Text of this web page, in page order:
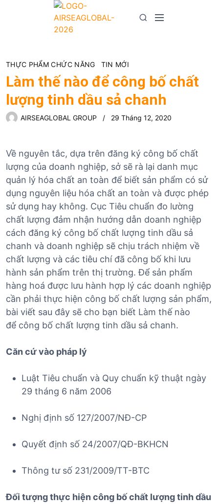
S
h
M
THỰC PHẨM CHỨC NĂNG TIN MỚI
Làm thế nào để công bố chất
lượng tinh dầu sả chanh
AIRSEAGLOBAL GROUP 29 Tháng 12, 2020
Về nguyên tắc, dựa trên đăng ký công bố chất
lượng của doanh nghiệp, sở sẽ rà lại danh mục
quản lý hóa chất an toàn để biết sản phẩm có sử
dụng nguyên liệu hóa chất an toàn và được phép
sử dụng hay không. Cục Tiêu chuẩn đo lường
chất lượng đảm nhận hướng dẫn doanh nghiệp
cách đăng ký công bố chất lượng tinh dầu sả
chanh và doanh nghiệp sẽ chịu trách nhiệm về
chất lượng và các tiêu chí đã công bố khi lưu
hành sản phẩm trên thị trường. Để sản phẩm
hàng hoá được lưu hành hợp lý các doanh nghiệp
cần phải thực hiện công bố chất lượng sản phẩm,
bài viết sau đây sẽ cho bạn biết Làm thế nào
để công bố chất lượng tinh dầu sả chanh.
Căn cứ vào pháp lý
Luật Tiêu chuẩn và Quy chuẩn kỹ thuật ngày
29 tháng 6 năm 2006
Nghị định số 127/2007/NĐ-CP
Quyết định số 24/2007/QĐ-BKHCN
Thông tư số 231/2009/TT-BTC
Đối tượng thực hiện công bố chất lượng tinh dầu